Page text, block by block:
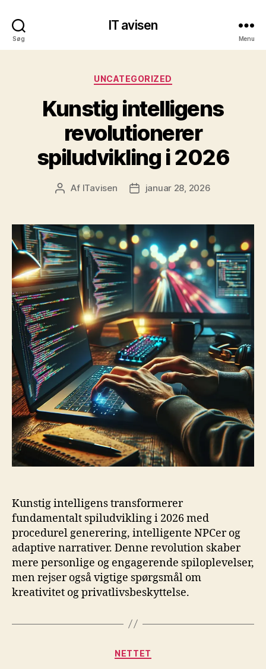
Søg
IT avisen
Menu
Kategorier
UNCATEGORIZED
Kunstig intelligens
revolutionerer
spiludvikling i 2026
Indlægsforfatter
Af ITavisen Indlægsdato
januar 28, 2026
Kunstig intelligens transformerer
fundamentalt spiludvikling i 2026 med
procedurel generering, intelligente NPCer og
adaptive narrativer. Denne revolution skaber
mere personlige og engagerende spiloplevelser,
men rejser også vigtige spørgsmål om
kreativitet og privatlivsbeskyttelse.
Kategorier
NETTET